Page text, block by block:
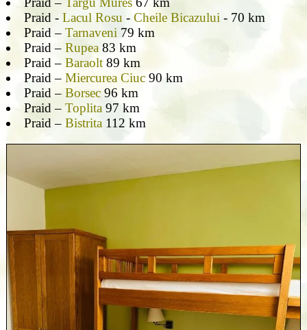
Praid - Lacul Rosu - Cheile Bicazului - 70 km
Praid – Tarnaveni 79 km
Praid – Rupea 83 km
Praid – Baraolt89 km
Praid – Miercurea Ciuc90 km
Praid – Borsec96 km
Praid – Toplita 97 km
Praid – Bistrita112 km